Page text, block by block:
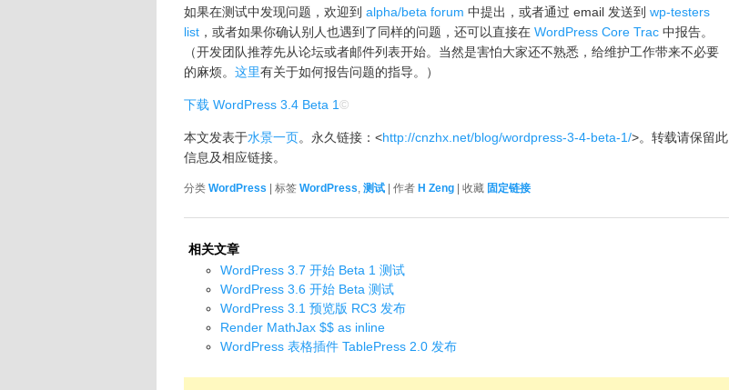
如果在测试中发现问题，欢迎到 alpha/beta forum 中提出，或者通过 email 发送到 wp-testers
list ，或者如果你确认别人也遇到了同样的问题，还可以直接在 WordPress Core Trac 中报告。
（开发团队推荐先从论坛或者邮件列表开始。当然是害怕大家还不熟悉，给维护工作带来不必要
的麻烦。 这里有关于如何报告问题的指导。）
下载 WordPress 3.4 Beta 1©
本文发表于水景一页。永久链接：<http://cnzhx.net/blog/wordpress-3-4-beta-1/>。转载请保留此
信息及相应链接。
分类 WordPress | 标签 WordPress, 测试 | 作者 H Zeng | 收藏 固定链接
相关文章
WordPress 3.7 开始 Beta 1 测试
WordPress 3.6 开始 Beta 测试
WordPress 3.1 预览版 RC3 发布
Render MathJax $$ as inline
WordPress 表格插件 TablePress 2.0 发布